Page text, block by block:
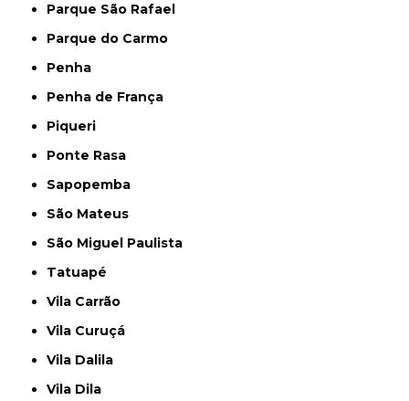
Parque São Rafael
Parque do Carmo
Penha
Penha de França
Piqueri
Ponte Rasa
Sapopemba
São Mateus
São Miguel Paulista
Tatuapé
Vila Carrão
Vila Curuçá
Vila Dalila
Vila Dila